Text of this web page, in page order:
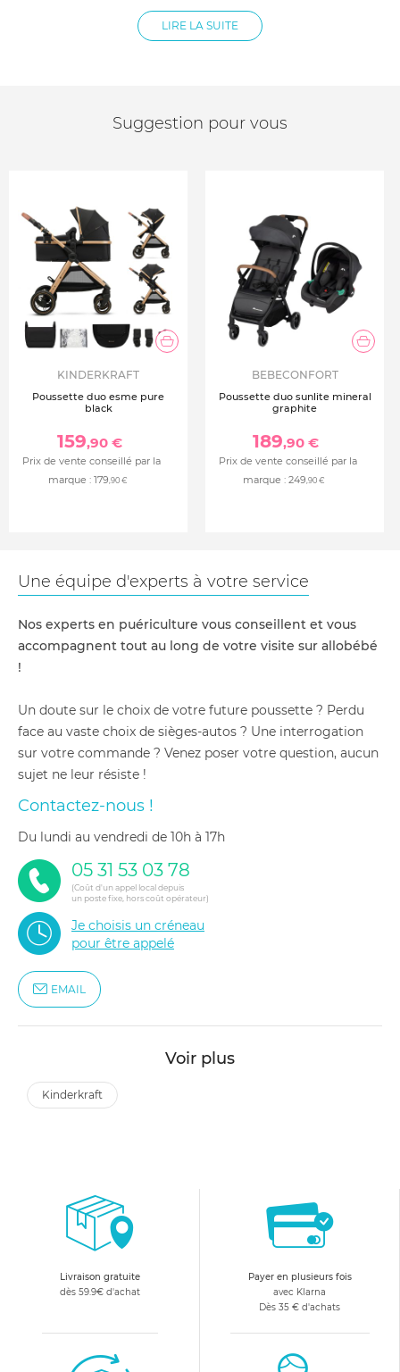
Roues Mousse EVA résistante et increvable
LIRE LA SUITE
Suggestion pour vous
KINDERKRAFT
Poussette duo esme pure
black
159,90 €
Prix de vente conseillé par la
marque : 179,90 €
BEBECONFORT
Poussette duo sunlite mineral
graphite
189,90 €
Prix de vente conseillé par la
marque : 249,90 €
Une équipe d'experts à votre service
Nos experts en puériculture vous conseillent et vous
accompagnent tout au long de votre visite sur allobébé
!
Un doute sur le choix de votre future poussette ? Perdu
face au vaste choix de sièges-autos ? Une interrogation
sur votre commande ? Venez poser votre question, aucun
sujet ne leur résiste !
Contactez-nous !
du lundi au vendredi de 10h à 17h
05 31 53 03 78
(Coût d'un appel local depuis
un poste fixe, hors coût opérateur)
Je choisis un créneau
pour être appelé
EMAIL
Voir plus
kinderkraft
Livraison gratuite
dès 59.9€ d'achat
Payer en plusieurs fois
avec Klarna
Dès 35 € d'achats